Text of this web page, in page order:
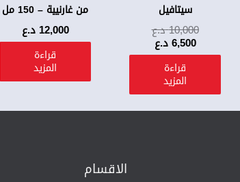
سيتافيل
10,000د.ع
6,500د.ع
قراءة
المزيد
من غارنيية – 150 مل
12,000 د.ع
قراءة
المزيد
الاقسام